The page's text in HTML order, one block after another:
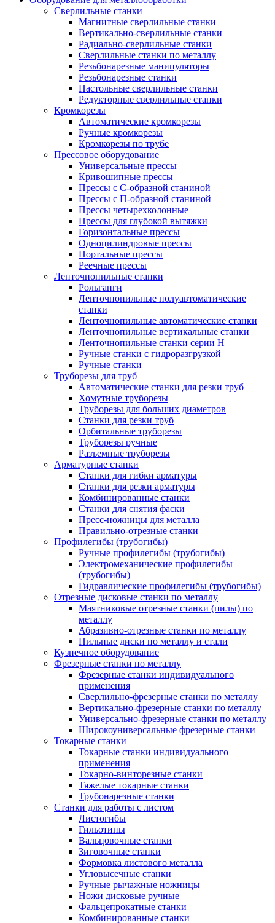
Сверлильные станки
Магнитные сверлильные станки
Вертикально-сверлильные станки
Радиально-сверлильные станки
Сверлильные станки по металлу
Резьбонарезные манипуляторы
Резьбонарезные станки
Настольные сверлильные станки
Редукторные сверлильные станки
Кромкорезы
Автоматические кромкорезы
Ручные кромкорезы
Кромкорезы по трубе
Прессовое оборудование
Универсальные прессы
Кривошипные прессы
Прессы с С-образной станиной
Прессы с П-образной станиной
Прессы четырехколонные
Прессы для глубокой вытяжки
Горизонтальные прессы
Одноцилиндровые прессы
Портальные прессы
Реечные прессы
Ленточнопильные станки
Рольганги
Ленточнопильные полуавтоматические
станки
Ленточнопильные автоматические станки
Ленточнопильные вертикальные станки
Ленточнопильные станки серии H
Ручные станки с гидроразгрузкой
Ручные станки
Труборезы для труб
Автоматические станки для резки труб
Хомутные труборезы
Труборезы для больших диаметров
Станки для резки труб
Орбитальные труборезы
Труборезы ручные
Разъемные труборезы
Арматурные станки
Станки для гибки арматуры
Станки для резки арматуры
Комбинированные станки
Станки для снятия фаски
Пресс-ножницы для металла
Правильно-отрезные станки
Профилегибы (трубогибы)
Ручные профилегибы (трубогибы)
Электромеханические профилегибы
(трубогибы)
Гидравлические профилегибы (трубогибы)
Отрезные дисковые станки по металлу
Маятниковые отрезные станки (пилы) по
металлу
Абразивно-отрезные станки по металлу
Пильные диски по металлу и стали
Кузнечное оборудование
Фрезерные станки по металлу
Фрезерные станки индивидуального
применения
Сверлильно-фрезерные станки по металлу
Вертикально-фрезерные станки по металлу
Универсально-фрезерные станки по металлу
Широкоуниверсальные фрезерные станки
Токарные станки
Токарные станки индивидуального
применения
Токарно-винторезные станки
Тяжелые токарные станки
Трубонарезные станки
Станки для работы с листом
Листогибы
Гильотины
Вальцовочные станки
Зиговочные станки
Формовка листового металла
Угловысечные станки
Ручные рычажные ножницы
Ножи дисковые ручные
Фальцепрокатные станки
Комбинированные станки